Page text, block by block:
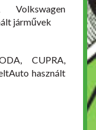
Volkswagen
járművek
CUPRA,
használt